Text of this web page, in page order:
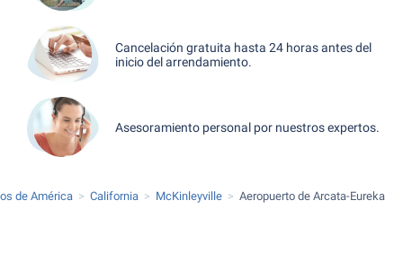
Cancelación gratuita hasta 24 horas antes del
inicio del arrendamiento.
Asesoramiento personal por nuestros expertos.
de América California McKinleyville Aeropuerto de Arcata-Eureka